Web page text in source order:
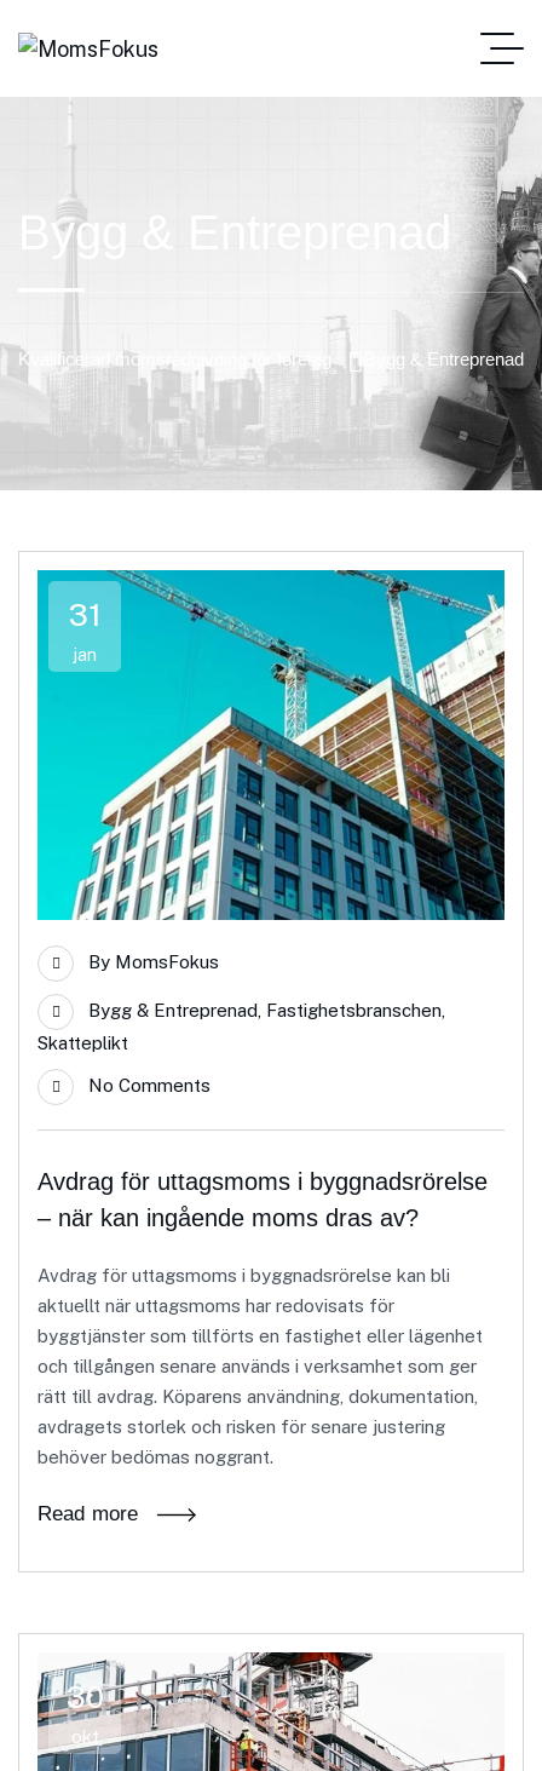
Bygg & Entreprenad
Kvalificerad momsrådgivning för företag Bygg & Entreprenad
31
jan
By MomsFokus
Bygg & Entreprenad, Fastighetsbranschen,
Skatteplikt
No Comments
Avdrag för uttagsmoms i byggnadsrörelse
– när kan ingående moms dras av?
Avdrag för uttagsmoms i byggnadsrörelse kan bli
aktuellt när uttagsmoms har redovisats för
byggtjänster som tillförts en fastighet eller lägenhet
och tillgången senare används i verksamhet som ger
rätt till avdrag. Köparens användning, dokumentation,
avdragets storlek och risken för senare justering
behöver bedömas noggrant.
Read more
30
okt